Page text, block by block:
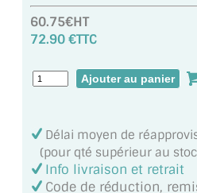
MIROIR SUR MESURE
MIROIR DÉCORATIF DE
MIROIR POUR PORTE
60.75€HT
72.90 €TTC
Délai moyen de
(pour qté supérieur au
Info livraison et retrait
Code de réduction,